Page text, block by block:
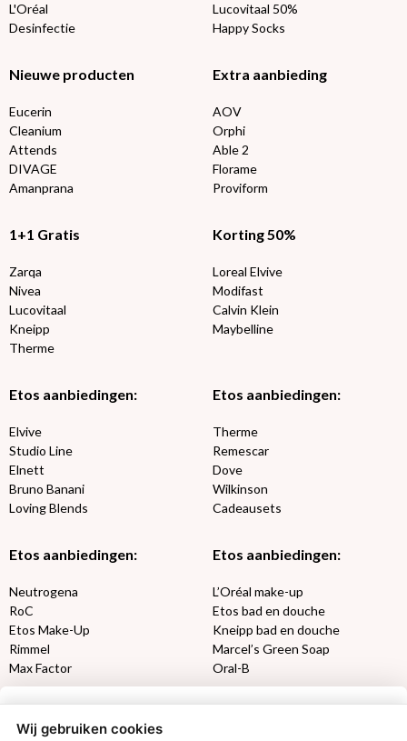
L'Oréal
Desinfectie
Lucovitaal 50%
Happy Socks
Nieuwe producten
Eucerin
Cleanium
Attends
DIVAGE
Amanprana
Extra aanbieding
AOV
Orphi
Able 2
Florame
Proviform
1+1 Gratis
Zarqa
Nivea
Lucovitaal
Kneipp
Therme
Korting 50%
Loreal Elvive
Modifast
Calvin Klein
Maybelline
Etos aanbiedingen:
Elvive
Studio Line
Elnett
Bruno Banani
Loving Blends
Etos aanbiedingen:
Therme
Remescar
Dove
Wilkinson
Cadeausets
Etos aanbiedingen:
Neutrogena
RoC
Etos Make-Up
Rimmel
Max Factor
Etos aanbiedingen:
L’Oréal make-up
Etos bad en douche
Kneipp bad en douche
Marcel’s Green Soap
Oral-B
Wij gebruiken cookies